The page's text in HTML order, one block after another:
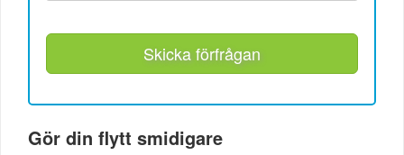
Skicka förfrågan
Gör din flytt smidigare